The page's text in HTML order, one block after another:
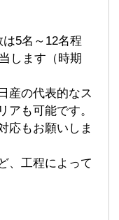
は5名～12名程
します（時期
産の代表的なス
アも可能です。
応もお願いしま
、工程によって